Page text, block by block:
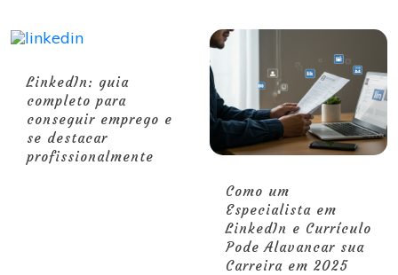
LinkedIn: guia
completo para
conseguir emprego e
se destacar
profissionalmente
Como um
Especialista em
LinkedIn e Currículo
Pode Alavancar sua
Carreira em 2025